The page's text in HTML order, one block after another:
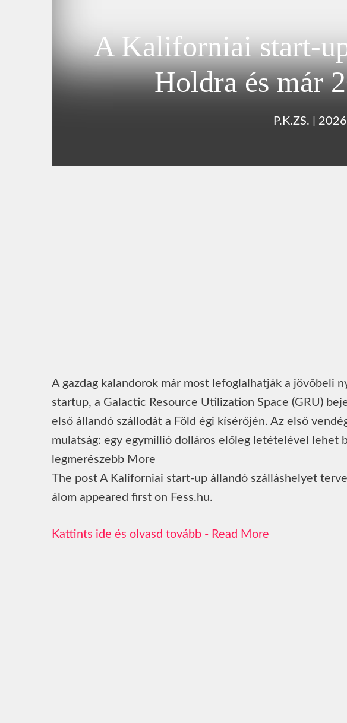
A Kaliforniai start-
Holdra és már
P.K.ZS.
A gazdag kalandorok már most lefoglalhatják a jövőbeli
startup, a Galactic Resource Utilization Space (GRU)
első állandó szállodát a Föld égi kísérőjén. Az első
mulatság: egy egymillió dolláros előleg letételével lehet
legmerészebb More
The post A Kaliforniai start-up állandó szálláshelyet
álom appeared first on Fess.hu.
Read More